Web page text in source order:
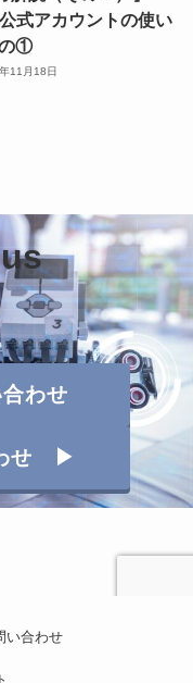
式アカウントの使い
①
11月18日
わせ
せ ▶
い合わせ